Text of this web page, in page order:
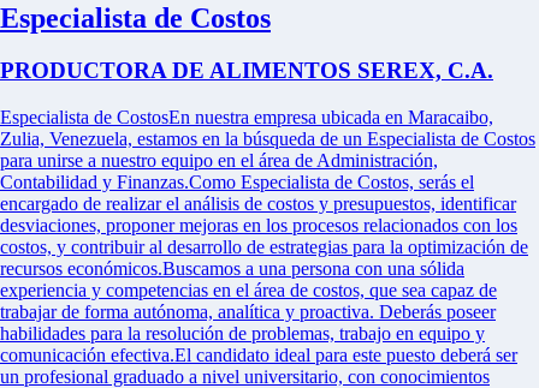
Especialista de Costos
PRODUCTORA DE ALIMENTOS SEREX, C.A.
Especialista de CostosEn nuestra empresa ubicada en Maracaibo,
Zulia, Venezuela, estamos en la búsqueda de un Especialista de Costos
para unirse a nuestro equipo en el área de Administración,
Contabilidad y Finanzas.Como Especialista de Costos, serás el
encargado de realizar el análisis de costos y presupuestos, identificar
desviaciones, proponer mejoras en los procesos relacionados con los
costos, y contribuir al desarrollo de estrategias para la optimización de
recursos económicos.Buscamos a una persona con una sólida
experiencia y competencias en el área de costos, que sea capaz de
trabajar de forma autónoma, analítica y proactiva. Deberás poseer
habilidades para la resolución de problemas, trabajo en equipo y
comunicación efectiva.El candidato ideal para este puesto deberá ser
un profesional graduado a nivel universitario, con conocimientos